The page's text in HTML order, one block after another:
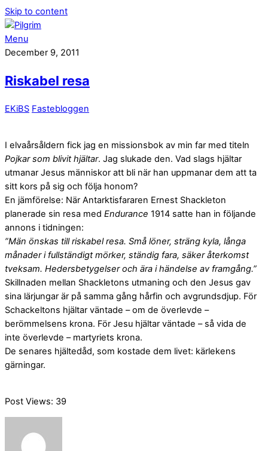
Skip to content
Menu
December 9, 2011
Riskabel resa
EKiBS Fastebloggen
I elvaårsåldern fick jag en missionsbok av min far med titeln
Pojkar som blivit hjältar. Jag slukade den. Vad slags hjältar
utmanar Jesus människor att bli när han uppmanar dem att ta
sitt kors på sig och följa honom?
En jämförelse: När Antarktisfararen Ernest Shackleton
planerade sin resa med Endurance 1914 satte han in följande
annons i tidningen:
”Män önskas till riskabel resa. Små löner, sträng kyla, långa
månader i fullständigt mörker, ständig fara, säker återkomst
tveksam. Hedersbetygelser och ära i händelse av framgång.”
Skillnaden mellan Shackletons utmaning och den Jesus gav
sina lärjungar är på samma gång hårfin och avgrundsdjup. För
Schackeltons hjältar väntade – om de överlevde –
berömmelsens krona. För Jesu hjältar väntade – så vida de
inte överlevde – martyriets krona.
De senares hjältedåd, som kostade dem livet: kärlekens
gärningar.
Post Views: 39